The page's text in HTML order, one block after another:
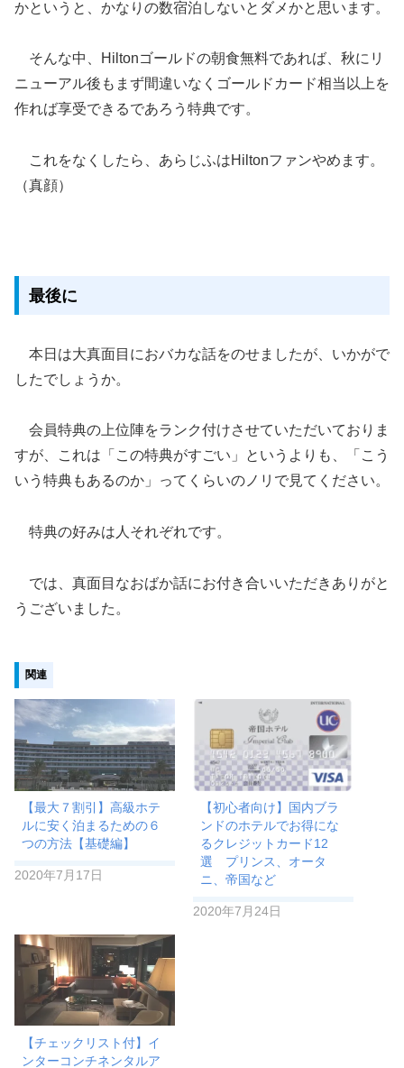
かというと、かなりの数宿泊しないとダメかと思います。
そんな中、Hiltonゴールドの朝食無料であれば、秋にリ
ニューアル後もまず間違いなくゴールドカード相当以上を
作れば享受できるであろう特典です。
これをなくしたら、あらじふはHiltonファンやめます。
（真顔）
最後に
本日は大真面目におバカな話をのせましたが、いかがで
したでしょうか。
会員特典の上位陣をランク付けさせていただいておりま
すが、これは「この特典がすごい」というよりも、「こう
いう特典もあるのか」ってくらいのノリで見てください。
特典の好みは人それぞれです。
では、真面目なおばか話にお付き合いいただきありがと
うございました。
関連
【最大７割引】高級ホテ
ルに安く泊まるための６
つの方法【基礎編】
2020年7月17日
【初心者向け】国内ブラ
ンドのホテルでお得にな
るクレジットカード12
選 プリンス、オータ
ニ、帝国など
2020年7月24日
【チェックリスト付】イ
ンターコンチネンタルア